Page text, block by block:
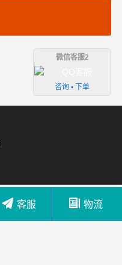
微信客服2
咨询 ▪ 下单
客服 物流